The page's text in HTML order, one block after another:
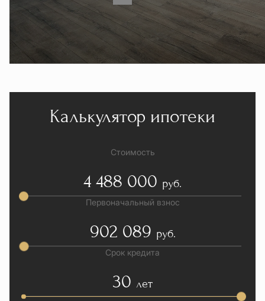
Калькулятор ипотеки
Стоимость
4 488 000 руб.
Первоначальный взнос
902 089 руб.
Срок кредита
30 лет